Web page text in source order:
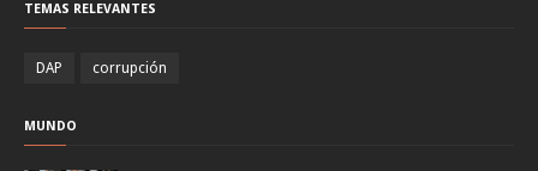
TEMAS RELEVANTES
DAP corrupción
MUNDO